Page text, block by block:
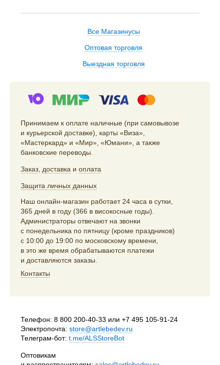
Все Магазинусы
Оптовая торговля
Выездная торговля
Принимаем к оплате наличные (при самовывозе
и курьерской доставке), карты «Виза»,
«Мастеркард» и «Мир», «Юмани», а также
банковские переводы.
Заказ доставка и оплата
Защита личных данных
Наш онлайн-магазин работает 24 часа в сутки,
365 дней в году (366 в високосные годы).
Администраторы отвечают на звонки
с понедельника по пятницу (кроме праздников)
с 10:00 до 19:00 по московскому времени,
в это же время обрабатываются платежи
и доставляются заказы.
Контакты
Телефон: 8 800 200-40-33 или +7 495 105-91-24
Электропочта: store@artlebedev.ru
Телеграм-бот: t.me/ALSStoreBot
Оптовикам